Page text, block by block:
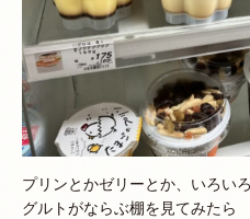
プリンとかゼリーとか、いろい
グルトがならぶ棚を見てみたら